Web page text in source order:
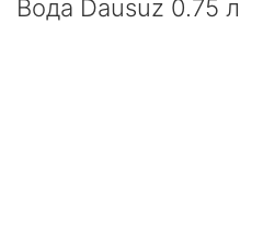
Вода Dausuz 0.75 л